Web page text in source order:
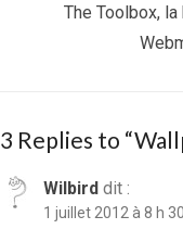
Previous
The Toolbox,
3 Replies to “
Wilbird dit :
1 juillet 2012 à 8 h